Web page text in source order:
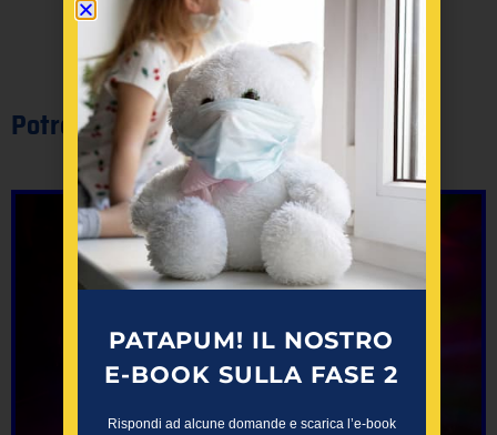
Potrebbe interessarti anche:
PATAPUM! IL NOSTRO
E-BOOK SULLA FASE 2
Rispondi ad alcune domande e scarica l’e-book